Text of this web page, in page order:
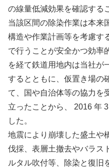
の線量低減効果を確認する
当該区間の除染作業は本来
構造や作業計画等を考慮す
で行うことが安全かつ効率
を経て鉄道用地内は当社が
するとともに、仮置き場の
て、国や自治体等の協力を
立ったことから、 2016 年
した。
地震により崩壊した盛土や
伐採、表層土撤去やバラス
ルタル吹付等、除染と復旧